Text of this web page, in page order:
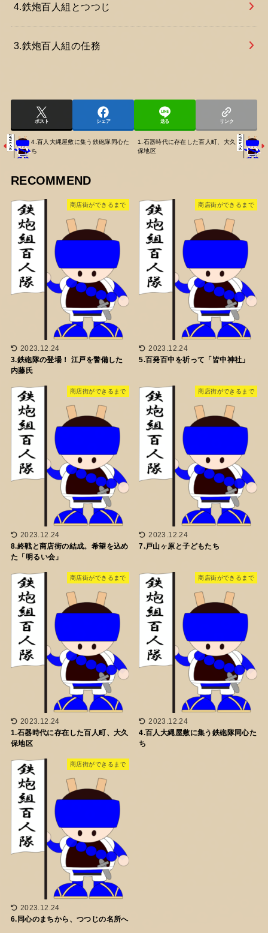
4.鉄炮百人組とつつじ
3.鉄炮百人組の任務
ポスト シェア 送る リンク
4.百人大縄屋敷に集う鉄砲隊同心た
ち
1.石器時代に存在した百人町、大久
保地区
RECOMMEND
商店街ができるまで
2023.12.24
3.鉄砲隊の登場！ 江戸を警備した
内藤氏
商店街ができるまで
2023.12.24
5.百発百中を祈って「皆中神社」
商店街ができるまで
2023.12.24
8.終戦と商店街の結成。希望を込め
た「明るい会」
商店街ができるまで
2023.12.24
7.戸山ヶ原と子どもたち
商店街ができるまで
2023.12.24
1.石器時代に存在した百人町、大久
保地区
商店街ができるまで
2023.12.24
4.百人大縄屋敷に集う鉄砲隊同心た
ち
商店街ができるまで
2023.12.24
6.同心のまちから、つつじの名所へ